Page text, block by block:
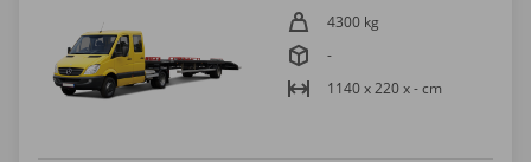
4300 kg
-
1140 x 220 x - cm